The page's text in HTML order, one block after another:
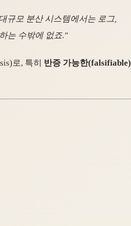
규모 분산 시스템에서는 로그,
는 수밖에 없죠."
로, 특히 반증 가능한(falsifiable)